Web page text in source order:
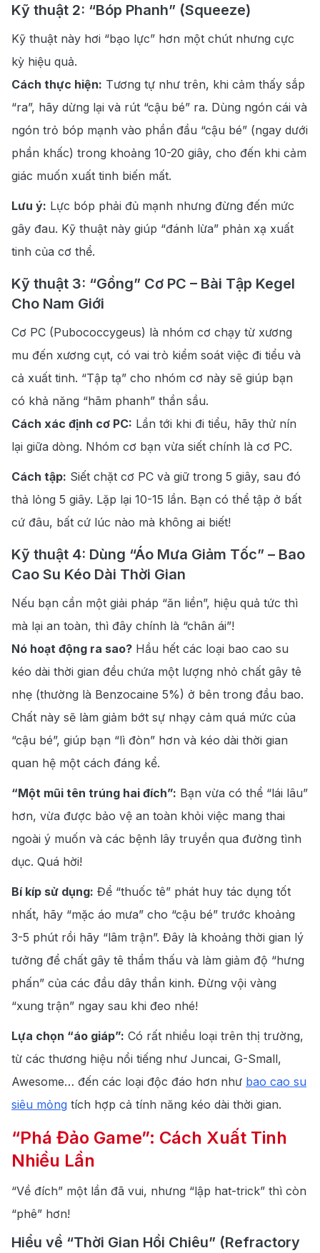
Kỹ thuật 2: “Bóp Phanh” (Squeeze)
Kỹ thuật này hơi “bạo lực” hơn một chút nhưng cực
kỳ hiệu quả.
Cách thực hiện: Tương tự như trên, khi cảm thấy sắp
“ra”, hãy dừng lại và rút “cậu bé” ra. Dùng ngón cái và
ngón trỏ bóp mạnh vào phần đầu “cậu bé” (ngay dưới
phần khấc) trong khoảng 10-20 giây, cho đến khi cảm
giác muốn xuất tinh biến mất.
Lưu ý: Lực bóp phải đủ mạnh nhưng đừng đến mức
gây đau. Kỹ thuật này giúp “đánh lừa” phản xạ xuất
tinh của cơ thể.
Kỹ thuật 3: “Gồng” Cơ PC – Bài Tập Kegel
Cho Nam Giới
Cơ PC (Pubococcygeus) là nhóm cơ chạy từ xương
mu đến xương cụt, có vai trò kiểm soát việc đi tiểu và
cả xuất tinh. “Tập tạ” cho nhóm cơ này sẽ giúp bạn
có khả năng “hãm phanh” thần sầu.
Cách xác định cơ PC: Lần tới khi đi tiểu, hãy thử nín
lại giữa dòng. Nhóm cơ bạn vừa siết chính là cơ PC.
Cách tập: Siết chặt cơ PC và giữ trong 5 giây, sau đó
thả lỏng 5 giây. Lặp lại 10-15 lần. Bạn có thể tập ở bất
cứ đâu, bất cứ lúc nào mà không ai biết!
Kỹ thuật 4: Dùng “Áo Mưa Giảm Tốc” – Bao
Cao Su Kéo Dài Thời Gian
Nếu bạn cần một giải pháp “ăn liền”, hiệu quả tức thì
mà lại an toàn, thì đây chính là “chân ái”!
Nó hoạt động ra sao? Hầu hết các loại bao cao su
kéo dài thời gian đều chứa một lượng nhỏ chất gây tê
nhẹ (thường là Benzocaine 5%) ở bên trong đầu bao.
Chất này sẽ làm giảm bớt sự nhạy cảm quá mức của
“cậu bé”, giúp bạn “lì đòn” hơn và kéo dài thời gian
quan hệ một cách đáng kể.
“Một mũi tên trúng hai đích”: Bạn vừa có thể “lái lâu”
hơn, vừa được bảo vệ an toàn khỏi việc mang thai
ngoài ý muốn và các bệnh lây truyền qua đường tình
dục. Quá hời!
Bí kíp sử dụng: Để “thuốc tê” phát huy tác dụng tốt
nhất, hãy “mặc áo mưa” cho “cậu bé” trước khoảng
3-5 phút rồi hãy “lâm trận”. Đây là khoảng thời gian lý
tưởng để chất gây tê thẩm thấu và làm giảm độ “hưng
phấn” của các đầu dây thần kinh. Đừng vội vàng
“xung trận” ngay sau khi đeo nhé!
Lựa chọn “áo giáp”: Có rất nhiều loại trên thị trường,
từ các thương hiệu nổi tiếng như Juncai, G-Small,
Awesome… đến các loại độc đáo hơn như bao cao su
siêu mỏng tích hợp cả tính năng kéo dài thời gian.
“Phá Đảo Game”: Cách Xuất Tinh
Nhiều Lần
“Về đích” một lần đã vui, nhưng “lập hat-trick” thì còn
“phê” hơn!
Hiểu về “Thời Gian Hồi Chiêu” (Refractory